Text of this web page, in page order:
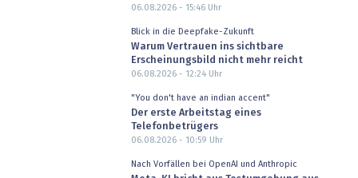
06.08.2026 - 15:46Uhr
Blick in die Deepfake-Zukunft
Warum Vertrauen ins sichtbare
Erscheinungsbild nicht mehr reicht
06.08.2026 - 12:24Uhr
"You don't have an indian accent"
Der erste Arbeitstag eines
Telefonbetrügers
06.08.2026 - 10:59 Uhr
Nach Vorfällen bei OpenAI und Anthropic